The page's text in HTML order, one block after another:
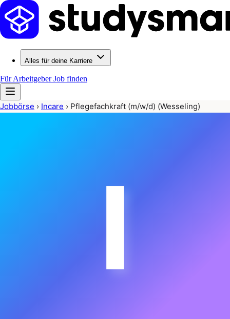
Alles für deine Karriere
Für ArbeitgeberJob finden
Jobbörse › Incare › Pflegefachkraft (m/w/d) (Wesseling)
I